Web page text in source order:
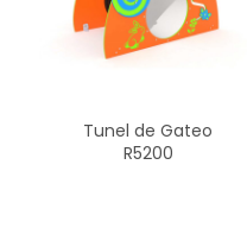
Tunel de Gateo
R5200